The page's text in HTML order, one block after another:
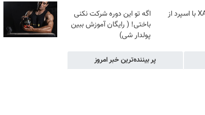
ترید XAUUSD با اسپرد از
اگه تو این دوره شرکت نکنی
باختی! ( رایگان آموزش ببین
پولدار شی)
پر بیننده‌ترین خبر امروز